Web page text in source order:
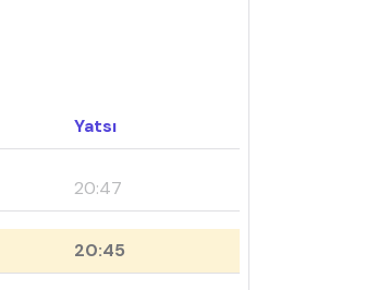
Yatsı
20:47
20:45